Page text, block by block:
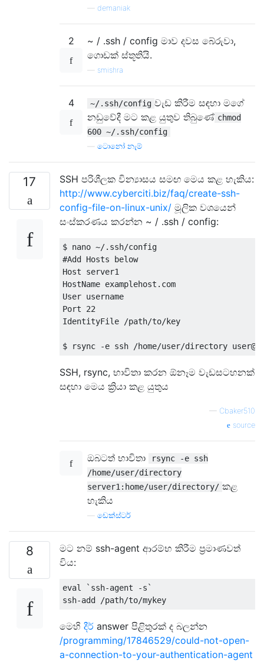
demaniak
2
~ / .ssh / config මාව දවස බේරුවා,
ගොඩක් ස්තූතියි.
smishra
4 ~/.ssh/config වැඩ කිරීම සඳහා මගේ
නඩුවේදී මට කළ යුතුව තිබුණේ chmod
600 ~/.ssh/config
ටොනෝ නැම්
17
SSH පරිශීලක වින්‍යාසය සමඟ මෙය කළ හැකිය:
http://www.cyberciti.biz/faq/create-ssh-
config-file-on-linux-unix/ මූලික වශයෙන්
සංස්කරණය කරන්න ~ / .ssh / config:
$ nano ~/.ssh/config
#Add Hosts below
Host server1
HostName examplehost.com
User username
Port 22
IdentityFile /path/to/key
SSH, rsync, භාවිතා කරන ඕනෑම වැඩසටහනක්
සඳහා මෙය ක්‍රියා කළ යුතුය
— Cbaker510
source
ඔබටත් භාවිතා
rsync -e ssh
/home/user/directory
server1:home/user/directory/ කළ
හැකිය
ඩෙක්ස්ටර්
8
මට නම් ssh-agent ආරම්භ කිරීම ප්‍රමාණවත්
විය:
eval `ssh-agent -s`
මෙහි දීර් answer පිළිතුරක් ද බලන්න
/programming/17846529/could-not-open-
a-connection-to-your-authentication-agent